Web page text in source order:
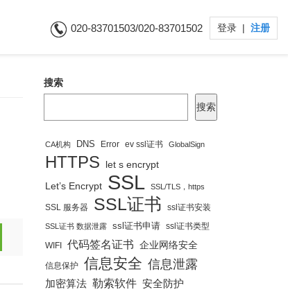
020-83701503/020-83701502 登录 | 注册
搜索
搜索
CA机构 DNS Error ev ssl证书 GlobalSign
HTTPS
let s encrypt
Let’s Encrypt SSL SSL/TLS，https
SSL 服务器 SSL证书 ssl证书安装
SSL证书 数据泄露 ssl证书申请 ssl证书类型
WIFI 代码签名证书 企业网络安全
信息保护 信息安全 信息泄露
加密算法 勒索软件 安全防护